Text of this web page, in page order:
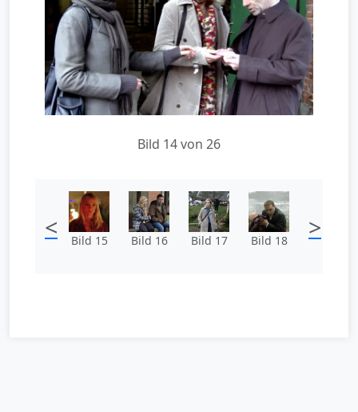
Bild 14 von 26
< Bild 15 Bild 16 Bild 17 Bild 18 >